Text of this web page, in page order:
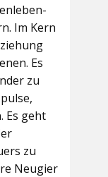
Im Kern
Es
zu
Es geht
zu
Neugier